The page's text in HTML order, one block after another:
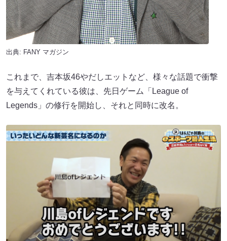
出典: FANY マガジン
これまで、吉本坂46やだしエットなど、様々な話題で衝撃
を与えてくれている彼は、先日ゲーム「League of
Legends」の修行を開始し、それと同時に改名。